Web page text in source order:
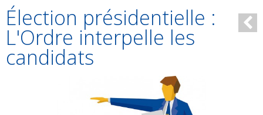
Élection présidentielle :
L'Ordre interpelle les
candidats